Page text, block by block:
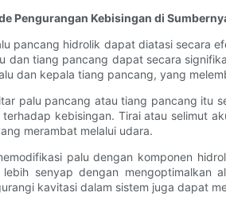
Pengurangan Kebisingan di
pancang hidrolik dapat diatasi secara
dan tiang pancang dapat secara
dan kepala tiang pancang, yang
palu pancang atau tiang pancang itu
kebisingan. Tirai atau selimut
merambat melalui udara.
palu dengan komponen
senyap dengan
kavitasi dalam sistem juga dapat